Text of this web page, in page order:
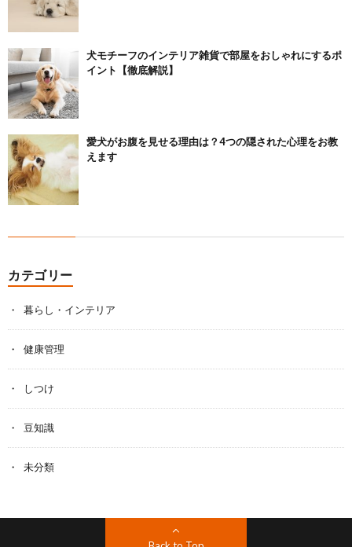
犬モチーフのインテリア雑貨で部屋をおしゃれにするポ
イント【徹底解説】
愛犬がお腹を見せる理由は？4つの隠された心理をお教
えます
カテゴリー
暮らし・インテリア
健康管理
しつけ
豆知識
未分類